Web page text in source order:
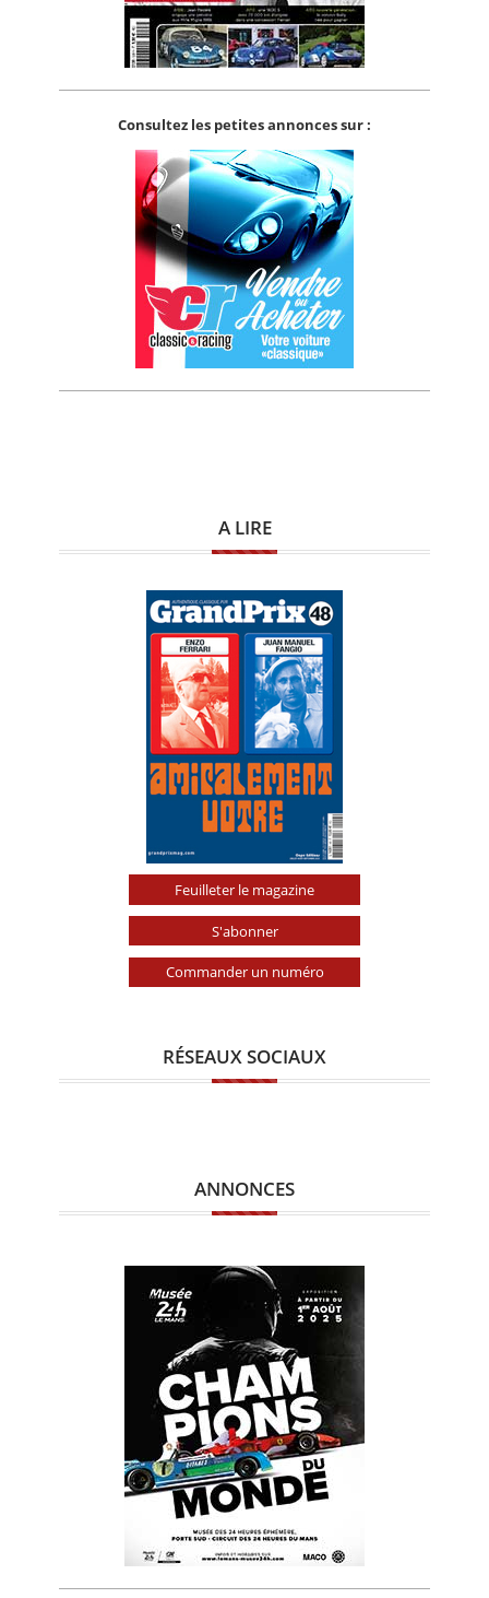
Consultez les petites annonces sur :
A LIRE
Feuilleter le magazine
S'abonner
Commander un numéro
RÉSEAUX SOCIAUX
ANNONCES